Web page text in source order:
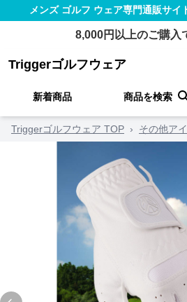
メンズ ゴルフ ウェア専門通販サイ
8,000円以上のご購入
Triggerゴルフウェア
新着商品 商品を検索
Triggerゴルフウェア TOP › その他ア